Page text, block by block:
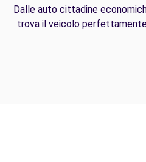
Dalle auto cittadine
trova il veicolo